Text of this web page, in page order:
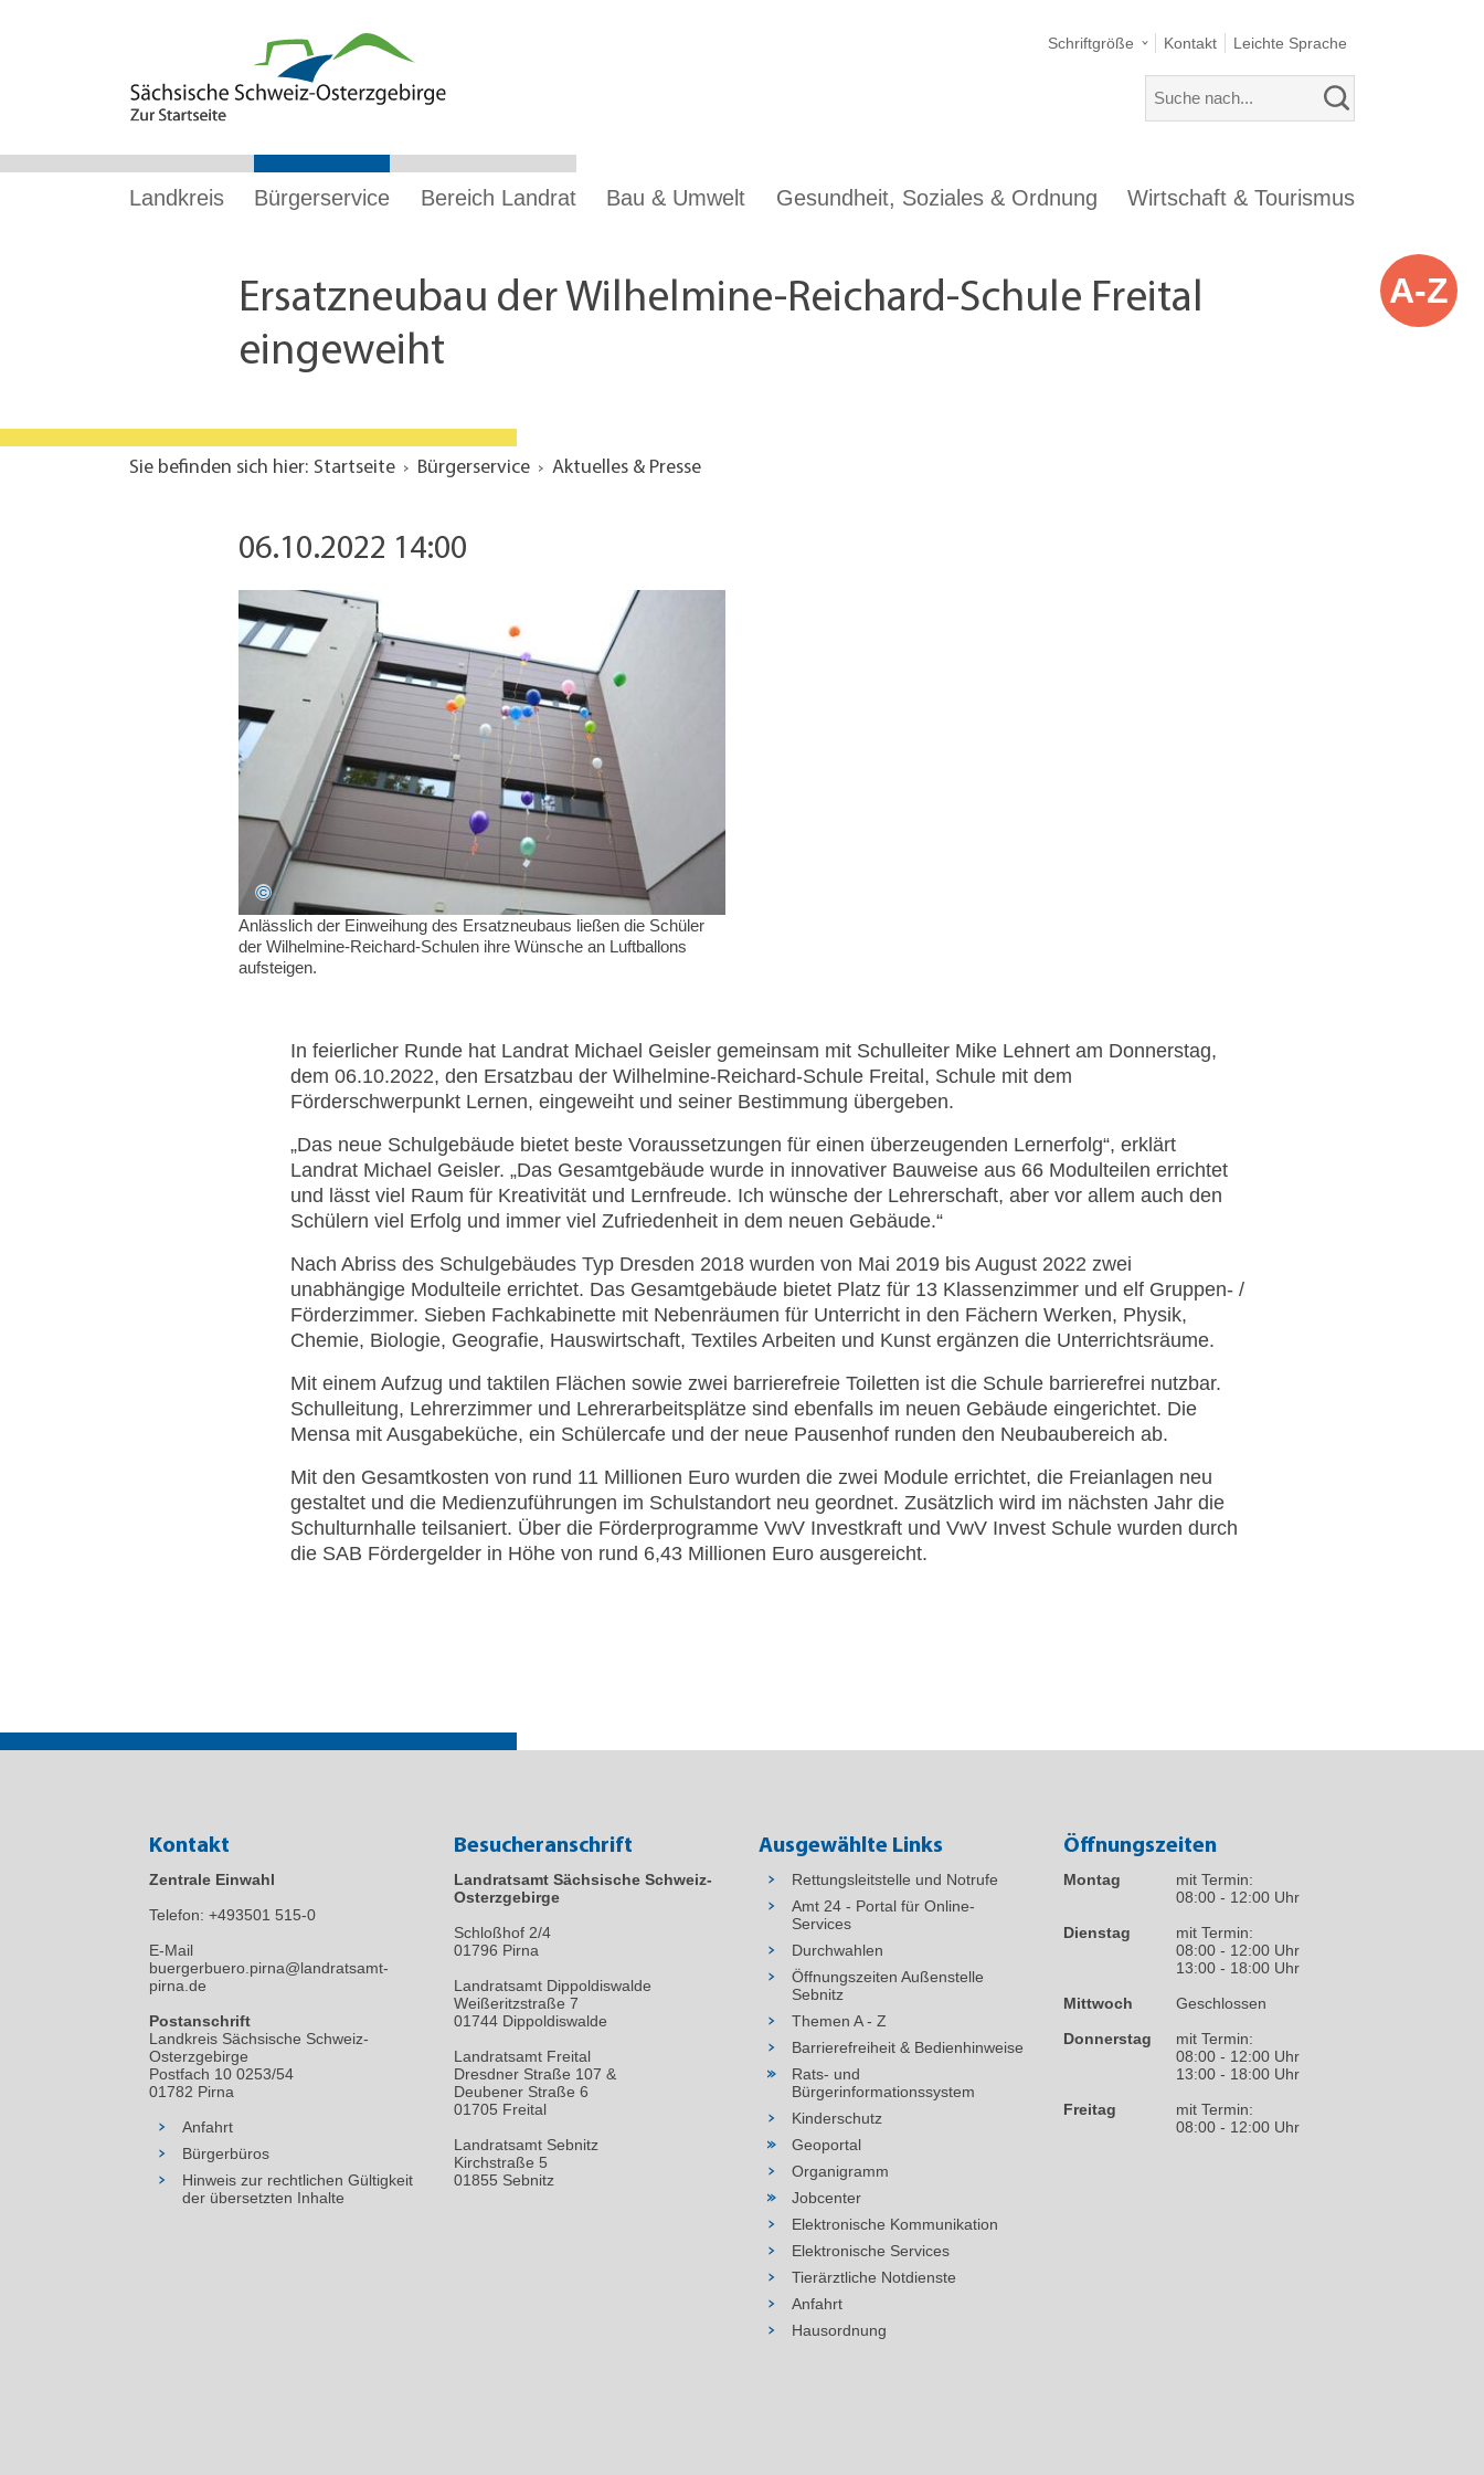
Schriftgröße Kontakt Leichte Sprache
Landkreis Bürgerservice Bereich Landrat Bau & Umwelt Gesundheit, Soziales & Ordnung Wirtschaft & Tourismus
Ersatzneubau der Wilhelmine-Reichard-Schule Freital
eingeweiht
Sie befinden sich hier: Startseite Bürgerservice Aktuelles & Presse
A-Z
06.10.2022 14:00
Anlässlich der Einweihung des Ersatzneubaus ließen die Schüler
der Wilhelmine-Reichard-Schulen ihre Wünsche an Luftballons
aufsteigen.
In feierlicher Runde hat Landrat Michael Geisler gemeinsam mit Schulleiter Mike Lehnert am Donnerstag,
dem 06.10.2022, den Ersatzbau der Wilhelmine-Reichard-Schule Freital, Schule mit dem
Förderschwerpunkt Lernen, eingeweiht und seiner Bestimmung übergeben.
„Das neue Schulgebäude bietet beste Voraussetzungen für einen überzeugenden Lernerfolg“, erklärt
Landrat Michael Geisler. „Das Gesamtgebäude wurde in innovativer Bauweise aus 66 Modulteilen errichtet
und lässt viel Raum für Kreativität und Lernfreude. Ich wünsche der Lehrerschaft, aber vor allem auch den
Schülern viel Erfolg und immer viel Zufriedenheit in dem neuen Gebäude.“
Nach Abriss des Schulgebäudes Typ Dresden 2018 wurden von Mai 2019 bis August 2022 zwei
unabhängige Modulteile errichtet. Das Gesamtgebäude bietet Platz für 13 Klassenzimmer und elf Gruppen- /
Förderzimmer. Sieben Fachkabinette mit Nebenräumen für Unterricht in den Fächern Werken, Physik,
Chemie, Biologie, Geografie, Hauswirtschaft, Textiles Arbeiten und Kunst ergänzen die Unterrichtsräume.
Mit einem Aufzug und taktilen Flächen sowie zwei barrierefreie Toiletten ist die Schule barrierefrei nutzbar.
Schulleitung, Lehrerzimmer und Lehrerarbeitsplätze sind ebenfalls im neuen Gebäude eingerichtet. Die
Mensa mit Ausgabeküche, ein Schülercafe und der neue Pausenhof runden den Neubaubereich ab.
Mit den Gesamtkosten von rund 11 Millionen Euro wurden die zwei Module errichtet, die Freianlagen neu
gestaltet und die Medienzuführungen im Schulstandort neu geordnet. Zusätzlich wird im nächsten Jahr die
Schulturnhalle teilsaniert. Über die Förderprogramme VwV Investkraft und VwV Invest Schule wurden durch
die SAB Fördergelder in Höhe von rund 6,43 Millionen Euro ausgereicht.
Kontakt
Zentrale Einwahl
Telefon: +493501 515-0
E-Mail
buergerbuero.pirna@landratsamt-
pirna.de
Postanschrift
Landkreis Sächsische Schweiz-
Osterzgebirge
Postfach 10 0253/54
01782 Pirna
Anfahrt
Bürgerbüros
Hinweis zur rechtlichen Gültigkeit
der übersetzten Inhalte
Besucheranschrift
Landratsamt Sächsische Schweiz-
Osterzgebirge
Schloßhof 2/4
01796 Pirna
Landratsamt Dippoldiswalde
Weißeritzstraße 7
01744 Dippoldiswalde
Landratsamt Freital
Dresdner Straße 107 &
Deubener Straße 6
01705 Freital
Landratsamt Sebnitz
Kirchstraße 5
01855 Sebnitz
Ausgewählte Links
Rettungsleitstelle und Notrufe
Amt 24 - Portal für Online-
Services
Durchwahlen
Öffnungszeiten Außenstelle
Sebnitz
Themen A - Z
Barrierefreiheit & Bedienhinweise
Rats- und
Bürgerinformationssystem
Kinderschutz
Geoportal
Organigramm
Jobcenter
Elektronische Kommunikation
Elektronische Services
Tierärztliche Notdienste
Anfahrt
Hausordnung
Öffnungszeiten
Montag
mit Termin:
08:00 - 12:00 Uhr
Dienstag
mit Termin:
08:00 - 12:00 Uhr
13:00 - 18:00 Uhr
Mittwoch
Geschlossen
Donnerstag
mit Termin:
08:00 - 12:00 Uhr
13:00 - 18:00 Uhr
Freitag
mit Termin:
08:00 - 12:00 Uhr